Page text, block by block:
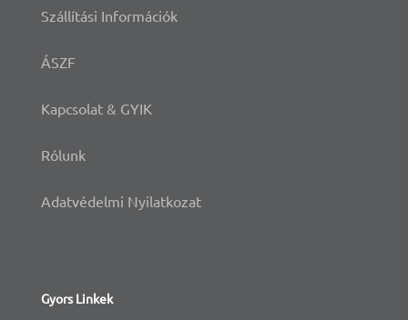
Szállítási Információk
ÁSZF
Kapcsolat & GYIK
Rólunk
Adatvédelmi Nyilatkozat
Gyors Linkek